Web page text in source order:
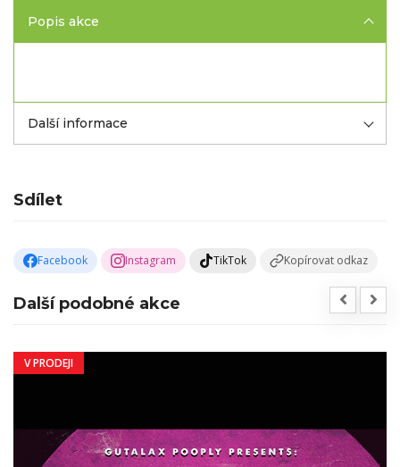
Popis akce
Další informace
Sdílet
Facebook Instagram TikTok Kopírovat odkaz
Další podobné akce
V PRODEJI